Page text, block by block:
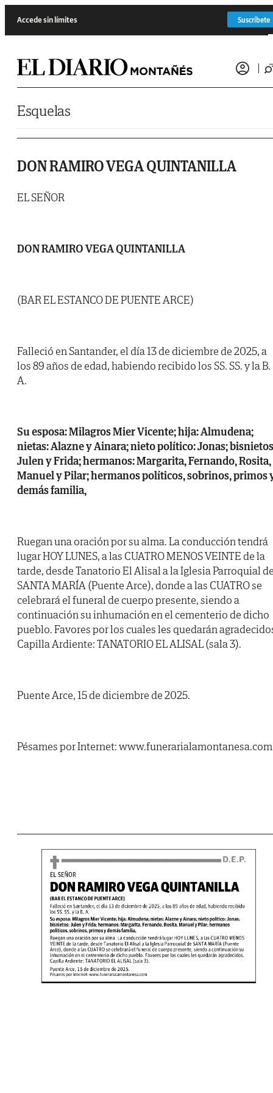
Accede sin límites Suscríbete
Esquelas
DON RAMIRO VEGA QUINTANILLA
EL SEÑOR
DON RAMIRO VEGA QUINTANILLA
(BAR EL ESTANCO DE PUENTE ARCE)
Falleció en Santander, el día 13 de diciembre de 2025, a
los 89 años de edad, habiendo recibido los SS. SS. y la B.
A.
Su esposa: Milagros Mier Vicente; hija: Almudena;
nietas: Alazne y Ainara; nieto político: Jonas;
Julen y Frida; hermanos: Margarita, Fernando, Rosita,
Manuel y Pilar; hermanos políticos, sobrinos, primos
demás familia,
Ruegan una oración por su alma. La conducción tendrá
lugar HOY LUNES, a las CUATRO MENOS VEINTE de la
tarde, desde Tanatorio El Alisal a la Iglesia Parroquial
SANTA MARÍA (Puente Arce), donde a las CUATRO se
celebrará el funeral de cuerpo presente, siendo a
continuación su inhumación en el cementerio de dicho
pueblo. Favores por los cuales les quedarán
Capilla Ardiente: TANATORIO EL ALISAL (sala 3).
Puente Arce, 15 de diciembre de 2025.
Pésames por Internet: www.funerarialamontanesa.com